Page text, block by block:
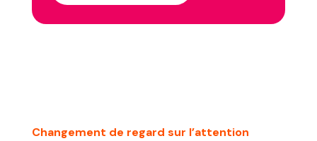
Changement de regard sur l’attention